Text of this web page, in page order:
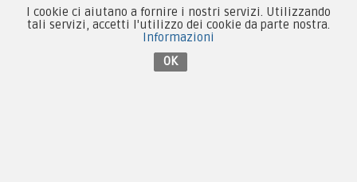
Contattaci su Facebook
I cookie ci aiutano a fornire i nostri servizi. Utilizzando
tali servizi, accetti l'utilizzo dei cookie da parte nostra.
Informazioni
OK